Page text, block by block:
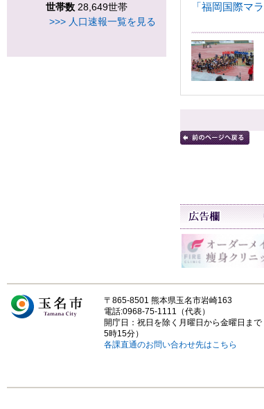
世帯数 28,649世帯
>>> 人口速報一覧を見る
「福岡国際マ
〒865-8501 熊本県玉名市岩崎163
電話:0968-75-1111（代表）
開庁日：祝日を除く月曜日から金曜日ま
5時15分）
各課直通のお問い合わせ先はこちら